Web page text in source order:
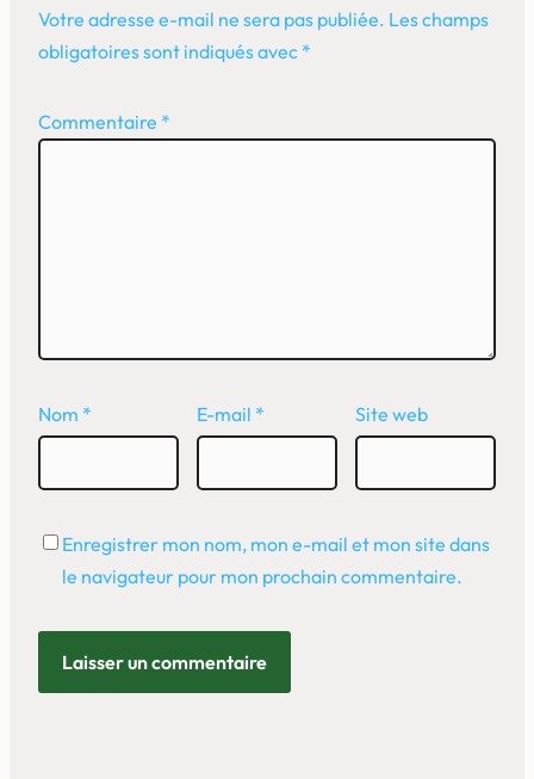
Votre adresse e-mail ne sera pas publiée. Les champs
obligatoires sont indiqués avec *
Commentaire *
Nom * E-mail * Site web
Enregistrer mon nom, mon e-mail et mon site dans
le navigateur pour mon prochain commentaire.